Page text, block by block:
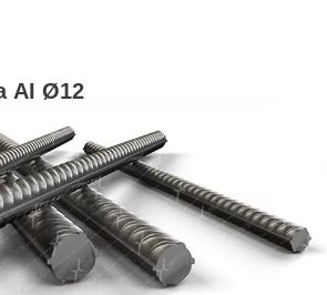
АI Ø12